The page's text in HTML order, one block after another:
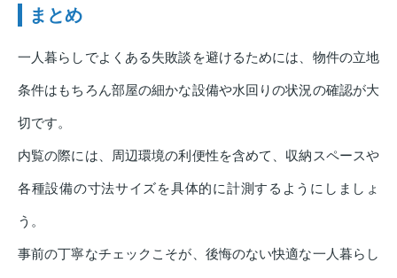
まとめ
一人暮らしでよくある失敗談を避けるためには、物件の立地
条件はもちろん部屋の細かな設備や水回りの状況の確認が大
切です。
内覧の際には、周辺環境の利便性を含めて、収納スペースや
各種設備の寸法サイズを具体的に計測するようにしましょ
う。
事前の丁寧なチェックこそが、後悔のない快適な一人暮らし